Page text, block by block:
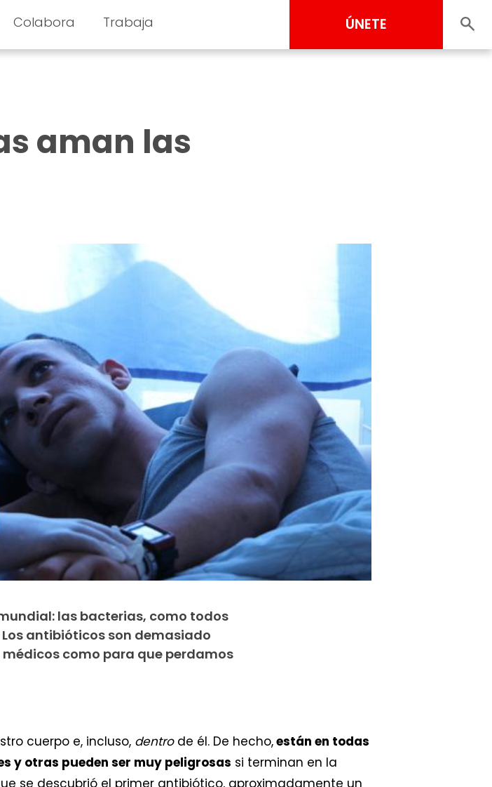
Colabora Trabaja ÚNETE
aman las
las bacterias, como todos
antibióticos son demasiado
como para que perdamos
cuerpo e, incluso, dentrode él. De hecho,están en todas
y otras pueden ser muy peligrosas si terminan en la
se descubrió el primer antibiótico, aproximadamente un